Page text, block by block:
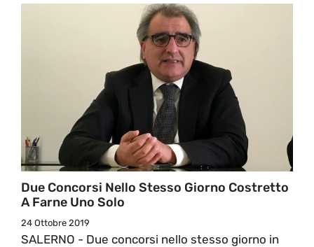
Due Concorsi Nello Stesso Giorno Costretto
A Farne Uno Solo
24 Ottobre 2019
SALERNO - Due concorsi nello stesso giorno in